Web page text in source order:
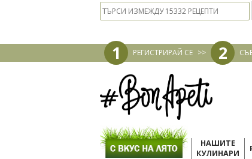
1 РЕГИСТРИРАЙ СЕ >> 2
НАШИТЕ
КУЛИНАРИ